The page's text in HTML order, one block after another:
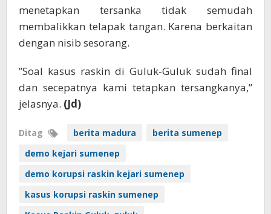
menetapkan tersanka tidak semudah
membalikkan telapak tangan. Karena berkaitan
dengan nisib sesorang.
”Soal kasus raskin di Guluk-Guluk sudah final
dan secepatnya kami tetapkan tersangkanya,”
jelasnya. (Jd)
Ditag berita madura
berita sumenep
demo kejari sumenep
demo korupsi raskin kejari sumenep
kasus korupsi raskin sumenep